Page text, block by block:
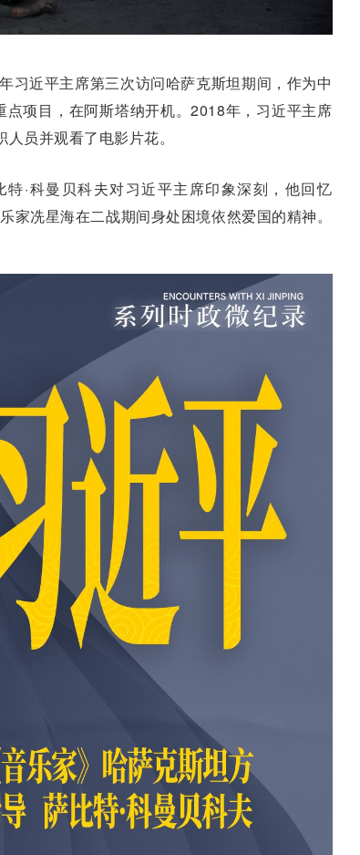
习近平主席第三次访问哈萨克斯坦期间，作为中
点项目，在阿斯塔纳开机。2018年，习近平主席
员并观看了电影片花。
特·科曼贝科夫对习近平主席印象深刻，他回忆
家冼星海在二战期间身处困境依然爱国的精神。